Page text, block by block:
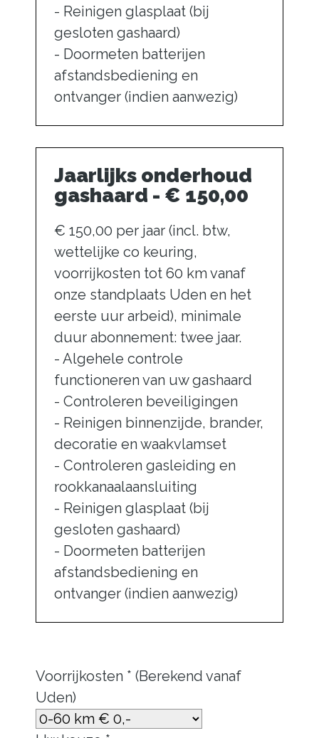
- Reinigen glasplaat (bij
gesloten gashaard)
- Doormeten batterijen
afstandsbediening en
ontvanger (indien aanwezig)
Jaarlijks onderhoud
gashaard - € 150,00
€ 150,00 per jaar (incl. btw,
wettelijke co keuring,
voorrijkosten tot 60 km vanaf
onze standplaats Uden en het
eerste uur arbeid), minimale
duur abonnement: twee jaar.
- Algehele controle
functioneren van uw gashaard
- Controleren beveiligingen
- Reinigen binnenzijde, brander,
decoratie en waakvlamset
- Controleren gasleiding en
rookkanaalaansluiting
- Reinigen glasplaat (bij
gesloten gashaard)
- Doormeten batterijen
afstandsbediening en
ontvanger (indien aanwezig)
Voorrijkosten * (Berekend vanaf
Uden)